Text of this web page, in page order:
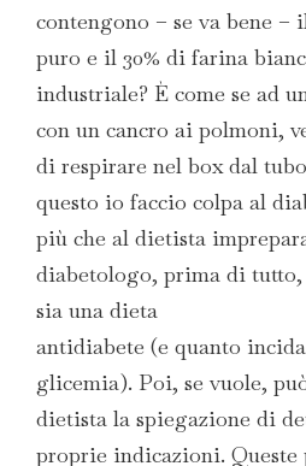
contengono – se va bene –
puro e il 30% di farina
industriale? È come se ad
con un cancro ai polmoni,
di respirare nel box dal
questo io faccio colpa al
più che al dietista
diabetologo, prima di tutto,
sia una dieta
antidiabete (e quanto
glicemia). Poi, se vuole,
dietista la spiegazione di
proprie indicazioni. Queste